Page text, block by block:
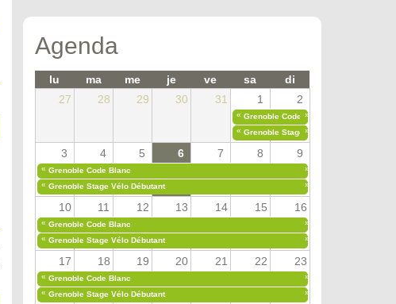
Agenda
lu ma me je ve sa
di
27
28 29 30 31 1 2
« Grenoble Code Blanc
»
« Grenoble Stage Vélo Débutant
»
3 4 5 6 7 8 9
« Grenoble Code Blanc
»
« Grenoble Stage Vélo Débutant »
10 11 12 13 14 15 16
« Grenoble Code Blanc
»
« Grenoble Stage Vélo Débutant »
17 18 19 20 21 22 23
« Grenoble Code Blanc
»
« Grenoble Stage Vélo Débutant »